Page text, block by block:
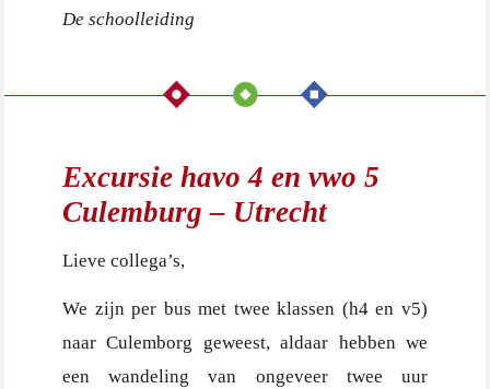
De schoolleiding
Excursie havo 4 en vwo 5
Culemburg – Utrecht
Lieve collega’s,
We zijn per bus met twee klassen (h4 en v5)
naar Culemborg geweest, aldaar hebben we
een wandeling van ongeveer twee uur